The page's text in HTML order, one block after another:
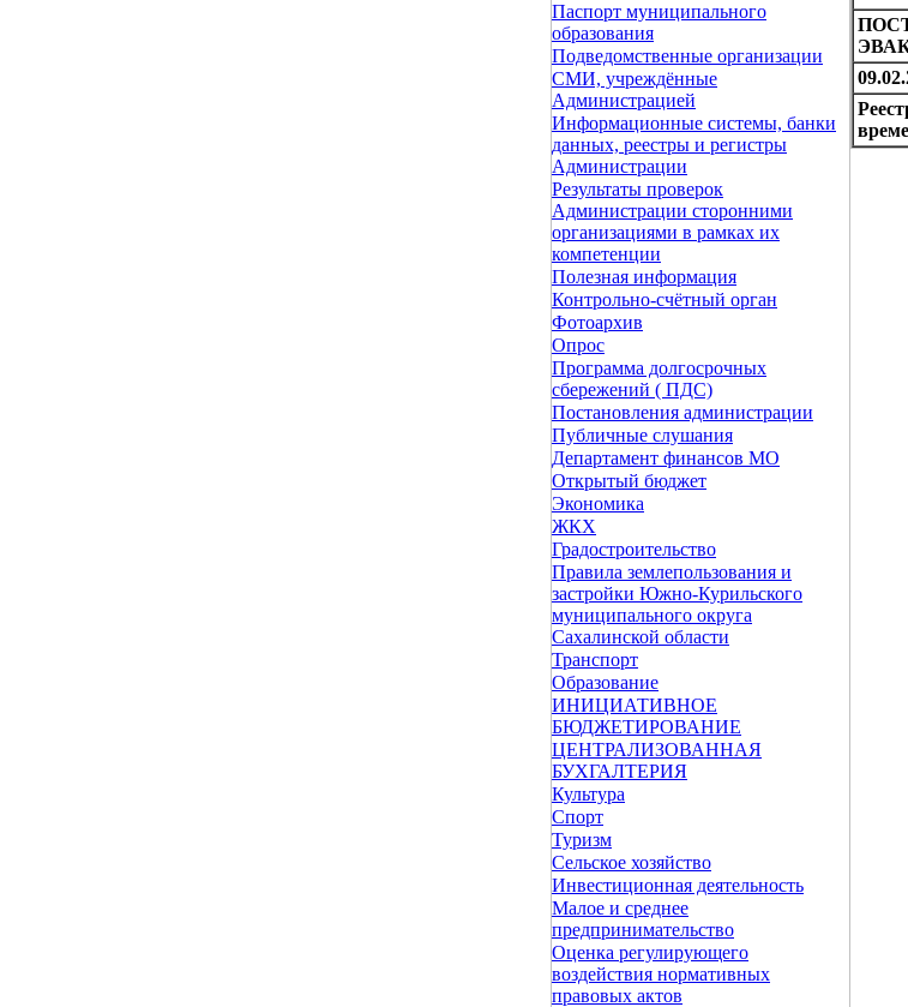
Паспорт муниципального
образования
Подведомственные организации
СМИ, учреждённые
Администрацией
Информационные системы, банки
данных, реестры и регистры
Администрации
Результаты проверок
Администрации сторонними
организациями в рамках их
компетенции
Полезная информация
Контрольно-счётный орган
Фотоархив
Опрос
Программа долгосрочных
сбережений ( ПДС)
Постановления администрации
Публичные слушания
Департамент финансов МО
Открытый бюджет
Экономика
ЖКХ
Градостроительство
Правила землепользования и
застройки Южно-Курильского
муниципального округа
Сахалинской области
Транспорт
Образование
ИНИЦИАТИВНОЕ
БЮДЖЕТИРОВАНИЕ
ЦЕНТРАЛИЗОВАННАЯ
БУХГАЛТЕРИЯ
Культура
Спорт
Туризм
Сельское хозяйство
Инвестиционная деятельность
Малое и среднее
предпринимательство
Оценка регулирующего
воздействия нормативных
правовых актов